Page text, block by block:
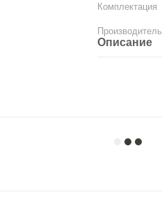
Комплектация
Производитель
Описание